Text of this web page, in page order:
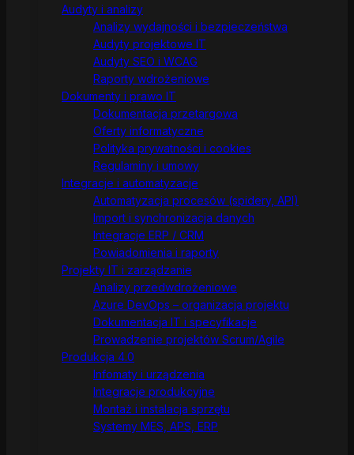
Audyty i analizy
Analizy wydajności i bezpieczeństwa
Audyty projektowe IT
Audyty SEO i WCAG
Raporty wdrożeniowe
Dokumenty i prawo IT
Dokumentacja przetargowa
Oferty informatyczne
Polityka prywatności i cookies
Regulaminy i umowy
Integracje i automatyzacje
Automatyzacja procesów (spidery, API)
Import i synchronizacja danych
Integracje ERP / CRM
Powiadomienia i raporty
Projekty IT i zarządzanie
Analizy przedwdrożeniowe
Azure DevOps – organizacja projektu
Dokumentacja IT i specyfikacje
Prowadzenie projektów Scrum/Agile
Produkcja 4.0
Infomaty i urządzenia
Integracje produkcyjne
Montaż i instalacja sprzętu
Systemy MES, APS, ERP